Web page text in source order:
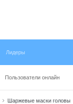
Пользователи онлайн
Лидеры
Шаржевые маски головы